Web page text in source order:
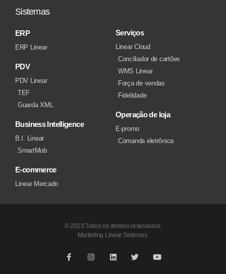
Sistemas
ERP
ERP Linear
PDV
PDV Linear
TEF
Guarda XML
Business Intelligence
B.I. Linear
SmartMob
E-commerce
Linear Mercado
Serviços
Linear Cloud
Conciliador de cartões
WMS Linear
Força de vendas
Fidelidade
Operação de loja
E-promo
Comanda eletrônica
© 2023 Todos os direitos reservados.
Marketing Linear Sistemas.